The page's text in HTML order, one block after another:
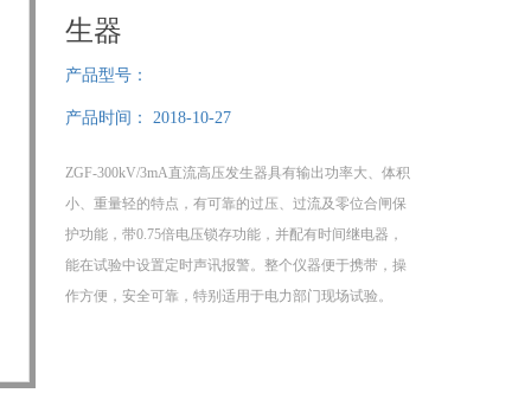
生器
产品型号：
产品时间： 2018-10-27
ZGF-300kV/3mA直流高压发生器具有输出功率大、体积
小、重量轻的特点，有可靠的过压、过流及零位合闸保
护功能，带0.75倍电压锁存功能，并配有时间继电器，
能在试验中设置定时声讯报警。整个仪器便于携带，操
作方便，安全可靠，特别适用于电力部门现场试验。